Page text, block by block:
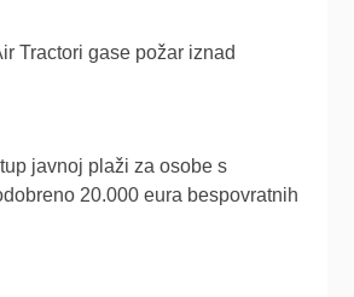
Tractori gase požar iznad
javnoj plaži za osobe s
20.000 eura bespovratnih